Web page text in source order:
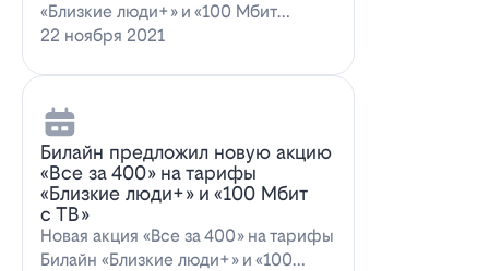
«Близкие люди+» и «100 Мбит
с ТВ»Билайн пред…
22 ноября 2021
Билайн предложил новую акцию
«Все за 400» на тарифы
«Близкие люди+» и «100 Мбит
с ТВ»
Новая акция «Все за 400» на тарифы
Билайн «Близкие люди+» и «100